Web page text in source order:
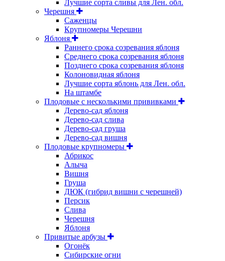
Лучшие сорта сливы для Лен. обл.
Черешня
Саженцы
Крупномеры Черешни
Яблоня
Раннего срока созревания яблоня
Среднего срока созревания яблоня
Позднего срока созревания яблоня
Колоновидная яблоня
Лучшие сорта яблонь для Лен. обл.
На штамбе
Плодовые с несколькими прививками
Дерево-сад яблоня
Дерево-сад слива
Дерево-сад груша
Дерево-сад вишня
Плодовые крупномеры
Абрикос
Алыча
Вишня
Груша
ДЮК (гибрид вишни с черешней)
Персик
Слива
Черешня
Яблоня
Привитые арбузы
Огонёк
Сибирские огни